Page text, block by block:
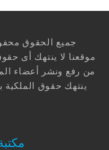
جميع الحقوق
موقعنا لا ينتهك أى
من رفع ونشر أعضاء
ينتهك حقوق الملكية